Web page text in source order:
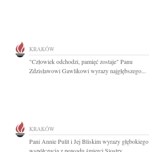
KRAKÓW
"Człowiek odchodzi, pamięć zostaje" Panu
Zdzisławowi Gawlikowi wyrazy najgłębszego...
KRAKÓW
Pani Annie Pulit i Jej Bliskim wyrazy głębokiego